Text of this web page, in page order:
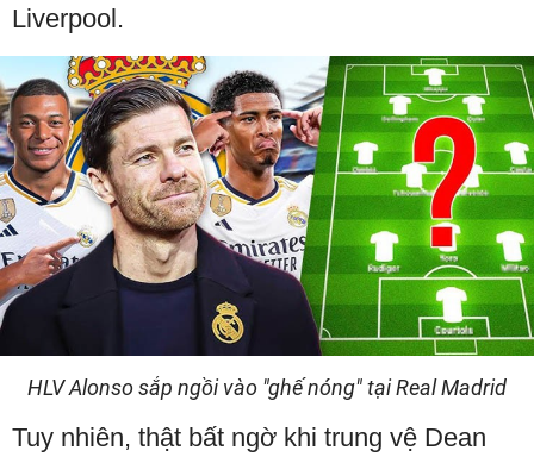
Liverpool.
HLV Alonso sắp ngồi vào "ghế nóng" tại Real Madrid
Tuy nhiên, thật bất ngờ khi trung vệ Dean